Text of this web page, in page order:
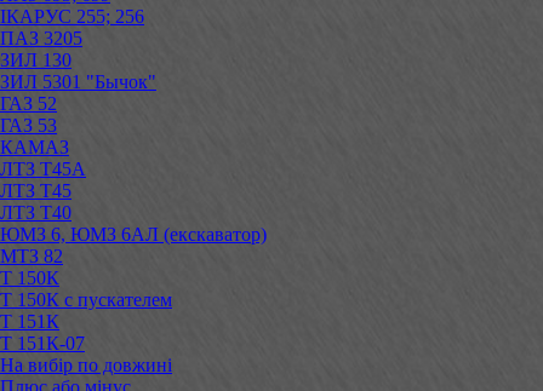
ІКАРУС 255; 256
ПАЗ 3205
ЗИЛ 130
ЗИЛ 5301 "Бычок"
ГАЗ 52
ГАЗ 53
КАМАЗ
ЛТЗ Т45А
ЛТЗ Т45
ЛТЗ Т40
ЮМЗ 6, ЮМЗ 6АЛ (екскаватор)
МТЗ 82
Т 150К
Т 150К с пускателем
Т 151К
Т 151К-07
На вибір по довжині
Плюс або мінус